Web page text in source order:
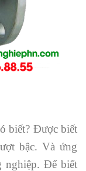
biết? Được biết
bậc. Và ứng
nghiệp. Để biết